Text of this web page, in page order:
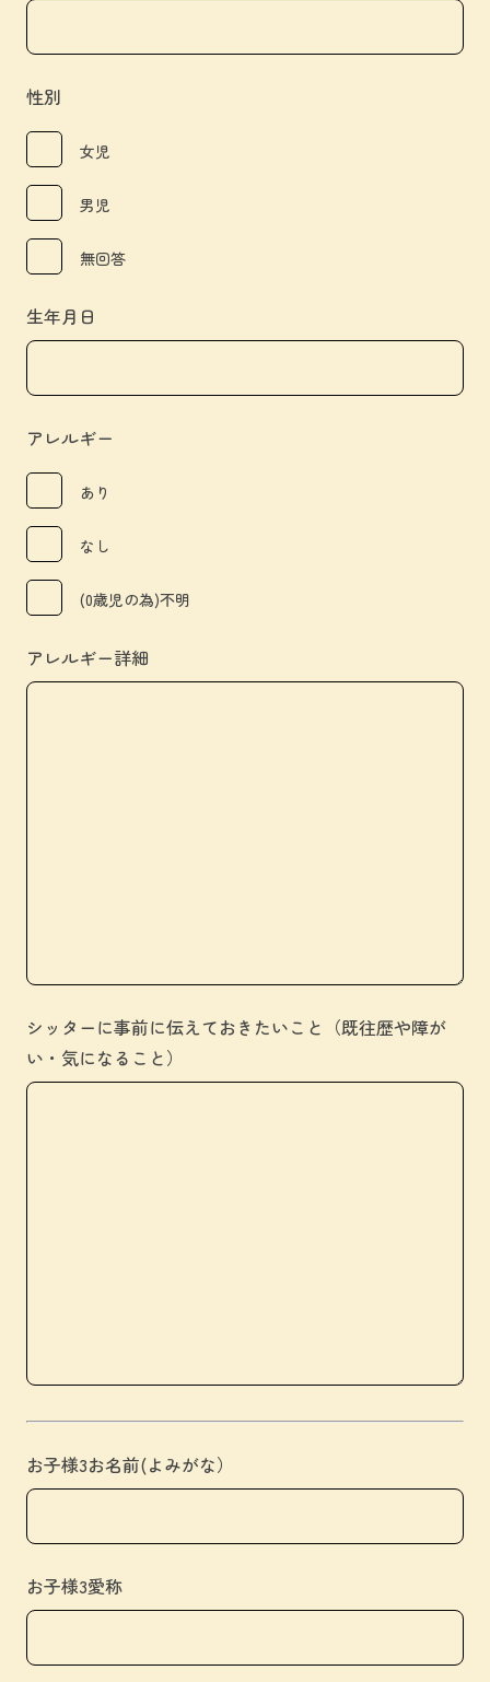
性別
女児
男児
無回答
生年月日
アレルギー
あり
なし
(0歳児の為)不明
アレルギー詳細
シッターに事前に伝えておきたいこと（既往歴や障が
い・気になること）
お子様3お名前(よみがな）
お子様3愛称